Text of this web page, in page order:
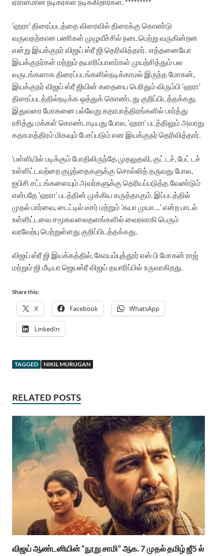
‘ஹரா‘திரைப்படத்தைவிரைவில் திரைக்கு கொண்டு
வருவதற்கான பணிகள் முழுவீச்சில் நடைபெற்று வருகின்றன
என்று இயக்குநர்விஜய் ஸ்ரீஜி தெரிவித்தார் எத்தனையோ
இயக்குநர்கள் மற்றும்தயாரிப்பாளர்கள் முயற்சித்தும்பல
வருடங்களாகதிரைப்படங்களில்நடிக்காமல் இருந்தமோகன்
இயக்குநர்விஜய் ஸ்ரீஜியின் கதையை பெரிதும்விரும்பி ‘ஹரா‘
திரைப்படத்தில்நடிக்கஒத்துக்கொண்டது குறிப்பிடத்தக்கது
இதுவரைமோகனை பல்வேறு கதாபாத்திரங்களில் பார்த்து
ரசித்து மக்கள் கொண்டாடியது போல , ‘ஹரா‘படத்திலும்அவரது
கதாபாத்திரம்மிகவும்பேசப்படும்என இயக்குநர்தெரிவித்தார்
‘பள்ளியில் படிக்கும்போதிலிருந்தேமுதலுதவி குட் டச் பேட் டச்
உள்ளிட்டவற்றைகுழந்தைகளுக்கு சொல்லித்தருவது போல
ஐபிசி சட்டங்களையும்அவர்களுக்கு தெரியப்படுத்தவேண்டும்
என்பதே‘ஹரா‘படத்தின் முக்கிய கருத்தாகும் இப்படத்தில்
முதல் பார்வை டைட்டில் டீசர்மற்றும்‘கயாமுயா …’என்றபாடல்
உள்ளிட்டவை சமூகவலைதளங்களில் வைரலாகி பெரும்
வரவேற்பு பெற்றுள்ளது குறிப்பிடத்தக்கது
விஜய் ஸ்ரீஜி இயக்கத்தில் கோயம்புத்தூர்எஸ்பி மோகன் ராஜ்
மற்றும்ஜி மீடியாஜெயஸ்ரீவிஜய் தயாரிப்பில் உருவாகிறது.
Share this:
X Facebook WhatsApp
LinkedIn
TAGGED NIKIL MURUGAN
RELATED POSTS
விஜய் ஆண்டனியின் “நூறு சாமி” ஆக. 7 முதல் தமிழ் ஜீ5 ல்